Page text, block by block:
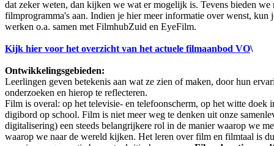
dat zeker weten, dan kijken we wat er mogelijk is. Tevens bieden we
filmprogramma's aan. Indien je hier meer informatie over wenst, kun
werken o.a. samen met FilmhubZuid en EyeFilm.
Kijk hier voor het overzicht van het actuele filmaanbod VO\
Ontwikkelingsgebieden:
Leerlingen geven betekenis aan wat ze zien of maken, door hun
onderzoeken en hierop te reflecteren.
Film is overal: op het televisie- en telefoonscherm, op het witte doek
digibord op school. Film is niet meer weg te denken uit onze
digitalisering) een steeds belangrijkere rol in de manier waarop we
waarop we naar de wereld kijken. Het leren over film en filmtaal is